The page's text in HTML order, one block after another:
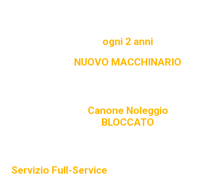
ogni 2 anni
NUOVO MACCHINARIO
Canone Noleggio
BLOCCATO
Servizio Full-Service